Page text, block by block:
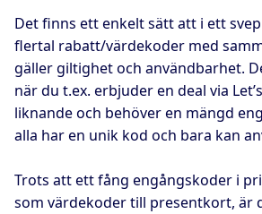
Det finns ett enkelt sätt att i ett
flertal rabatt/värdekoder med
gäller giltighet och användbarhet.
när du t.ex. erbjuder en deal via
liknande och behöver en mängd
alla har en unik kod och bara kan
Trots att ett fång engångskoder i
som värdekoder till presentkort, är